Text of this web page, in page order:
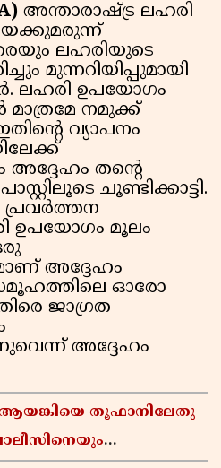
അന്താരാഷ്ട്ര ലഹരി
ലഹരിയുടെ
മുന്നറിയിപ്പുമായി
ലഹരി ഉപയോഗം
നമുക്ക്
വ്യാപനം
അദ്ദേഹം തന്റെ
ചൂണ്ടിക്കാട്ടി.
പ്രവർത്തന
ഉപയോഗം മൂലം
അദ്ദേഹം
സമൂഹത്തിലെ ഓരോ
ജാഗ്രത
അദ്ദേഹം
തൂഫാനിലേതു